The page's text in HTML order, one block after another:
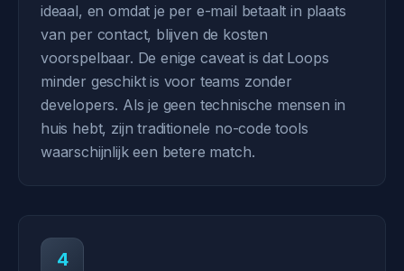
ideaal, en omdat je per e-mail betaalt in plaats
van per contact, blijven de kosten
voorspelbaar. De enige caveat is dat Loops
minder geschikt is voor teams zonder
developers. Als je geen technische mensen in
huis hebt, zijn traditionele no-code tools
waarschijnlijk een betere match.
4